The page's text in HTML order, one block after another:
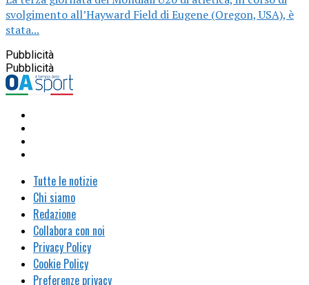
svolgimento all’Hayward Field di Eugene (Oregon, USA), è
stata...
Pubblicità
Pubblicità
Tutte le notizie
Chi siamo
Redazione
Collabora con noi
Privacy Policy
Cookie Policy
Preferenze privacy